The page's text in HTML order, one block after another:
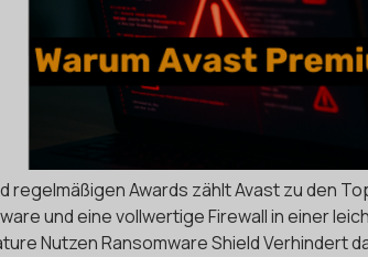
Awards zählt Avast zu den
und eine vollwertige Firewall in einer
Nutzen Ransomware Shield Verhindert